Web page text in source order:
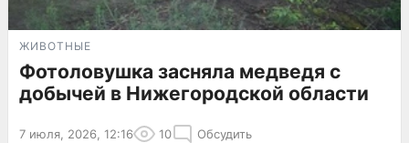
ЖИВОТНЫЕ
Фотоловушка засняла медведя с
добычей в Нижегородской области
7 июля, 2026, 12:16 10 Обсудить